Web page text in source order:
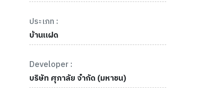
ประเภท :
บ้านแฝด
Developer :
บริษัท ศุภาลัย จำกัด (มหาชน)